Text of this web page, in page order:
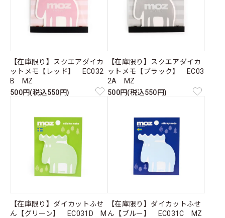
【在庫限り】スクエアダイカ
ットメモ【レッド】 EC032
B MZ
500円(税込550円)
【在庫限り】スクエアダイカ
ットメモ【ブラック】 EC03
2A MZ
500円(税込550円)
【在庫限り】ダイカットふせ
ん【グリーン】 EC031D M
【在庫限り】ダイカットふせ
ん【ブルー】 EC031C MZ